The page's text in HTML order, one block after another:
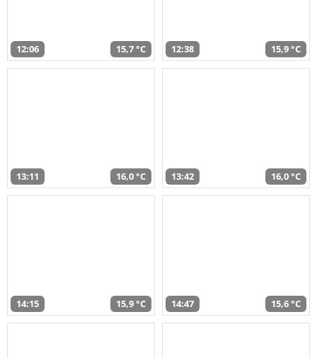
12:06 15,7 °C 12:38 15,9 °C
13:11 16,0 °C 13:42 16,0 °C
14:15 15,9 °C 14:47 15,6 °C